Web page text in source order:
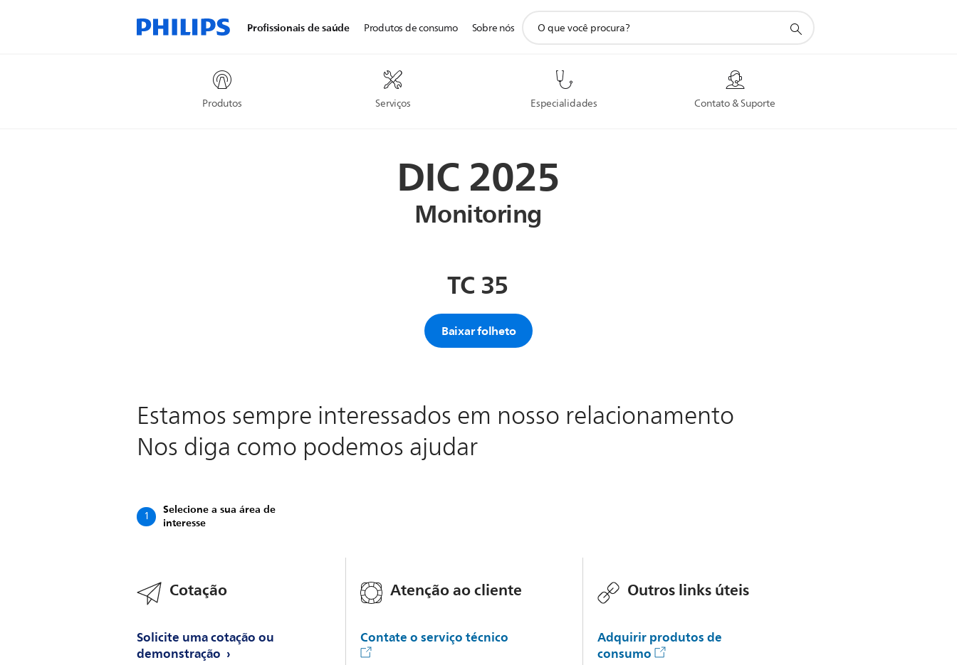
Profissionais de saúde
Produtos Serviços Especialidades Contato & Suporte
Produtos de consumo Sobre nós
suporte
DIC 2025
Monitoring
TC 35
Baixar folheto
Estamos sempre interessados em nosso relacionamento
Nos diga como podemos ajudar
1 Selecione a sua área de
interesse
Cotação
Solicite uma cotação ou
demonstração
Atenção ao cliente
Contate o serviço técnico
Outros links úteis
Adquirir produtos de
consumo